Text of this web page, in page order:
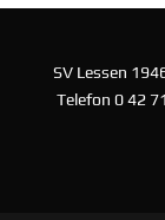
SV Lessen
Telefon 0 42